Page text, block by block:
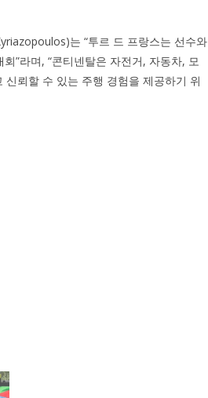
는 “투르 드 프랑스는 선수와
”라며, “콘티넨탈은 자전거, 자동차, 모
뢰할 수 있는 주행 경험을 제공하기 위